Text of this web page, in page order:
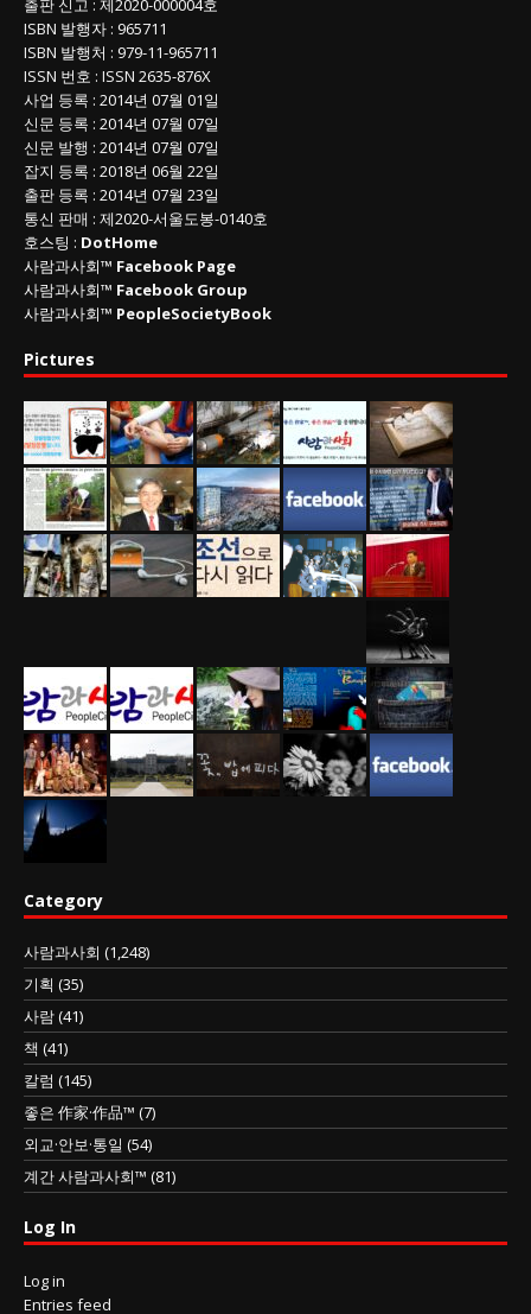
출판 신고 : 제2020-000004호
ISBN 발행자 : 965711
ISBN 발행처 : 979-11-965711
ISSN 번호 : ISSN 2635-876X
사업 등록 : 2014년 07월 01일
신문 등록 : 2014년 07월 07일
신문 발행 : 2014년 07월 07일
잡지 등록 : 2018년 06월 22일
출판 등록 : 2014년 07월 23일
통신 판매 : 제2020-서울도봉-0140호
호스팅 : DotHome
사람과사회™ Facebook Page
사람과사회™ Facebook Group
사람과사회™ PeopleSocietyBook
Pictures
Category
사람과사회 (1,248)
기획 (35)
사람(41)
책 (41)
칼럼 (145)
좋은 作家·作品™ (7)
외교·안보·통일 (54)
계간 사람과사회™ (81)
Log In
Log in
Entries feed